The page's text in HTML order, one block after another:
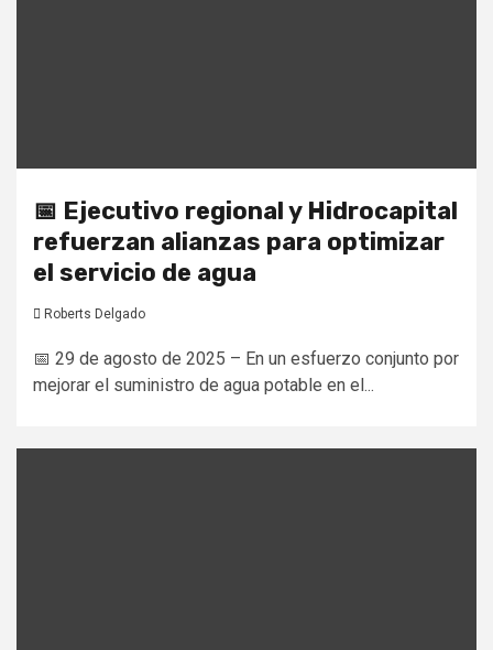
📅 Ejecutivo regional y Hidrocapital
refuerzan alianzas para optimizar
el servicio de agua
Roberts Delgado
📅 29 de agosto de 2025 – En un esfuerzo conjunto por
mejorar el suministro de agua potable en el...